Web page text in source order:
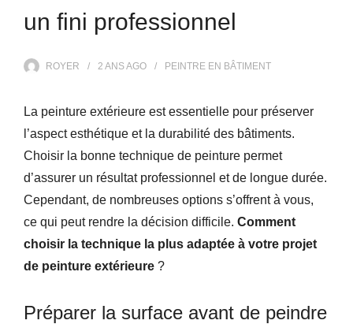
un fini professionnel
ROYER 2 ANSAGO PEINTRE EN BÂTIMENT
La peinture extérieure est essentielle pour préserver
l’aspect esthétique et la durabilité des bâtiments.
Choisir la bonne technique de peinture permet
d’assurer un résultat professionnel et de longue durée.
Cependant, de nombreuses options s’offrent à vous,
ce qui peut rendre la décision difficile. Comment
choisir la technique la plus adaptée à votre projet
de peinture extérieure ?
Préparer la surface avant de peindre